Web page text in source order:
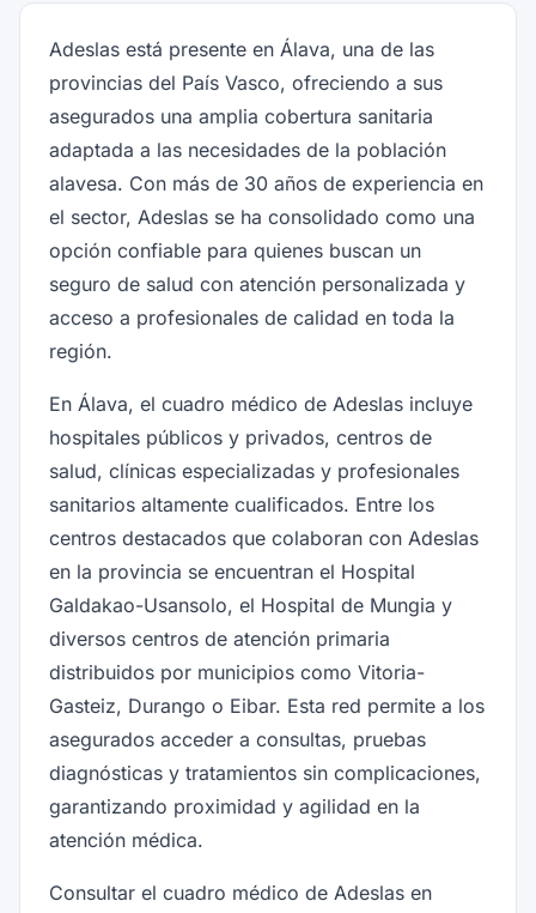
Adeslas está presente en Álava, una de las
provincias del País Vasco, ofreciendo a sus
asegurados una amplia cobertura sanitaria
adaptada a las necesidades de la población
alavesa. Con más de 30 años de experiencia en
el sector, Adeslas se ha consolidado como una
opción confiable para quienes buscan un
seguro de salud con atención personalizada y
acceso a profesionales de calidad en toda la
región.
En Álava, el cuadro médico de Adeslas incluye
hospitales públicos y privados, centros de
salud, clínicas especializadas y profesionales
sanitarios altamente cualificados. Entre los
centros destacados que colaboran con Adeslas
en la provincia se encuentran el Hospital
Galdakao-Usansolo, el Hospital de Mungia y
diversos centros de atención primaria
distribuidos por municipios como Vitoria-
Gasteiz, Durango o Eibar. Esta red permite a los
asegurados acceder a consultas, pruebas
diagnósticas y tratamientos sin complicaciones,
garantizando proximidad y agilidad en la
atención médica.
Consultar el cuadro médico de Adeslas en